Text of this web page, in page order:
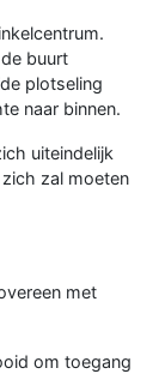
buurt
plotseling
naar binnen.
uiteindelijk
zal moeten
met
om toegang